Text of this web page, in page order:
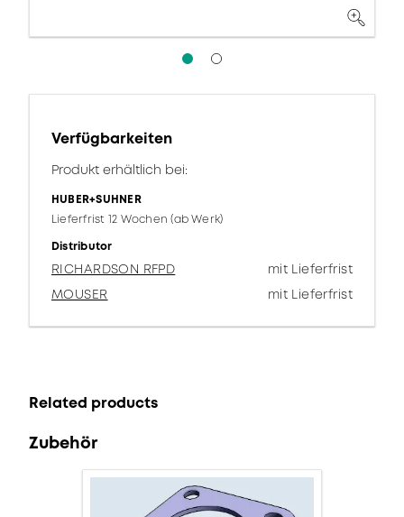
Verfügbarkeiten
Produkt erhältlich bei:
HUBER+SUHNER
Lieferfrist 12 Wochen (ab Werk)
Distributor
RICHARDSON RFPD
mit Lieferfrist
MOUSER
mit Lieferfrist
Related products
Zubehör